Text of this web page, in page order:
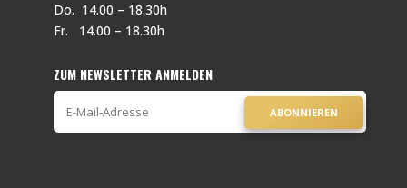
Do. 14.00 – 18.30h
Fr. 14.00 – 18.30h
ZUM NEWSLETTER ANMELDEN
ABONNIEREN